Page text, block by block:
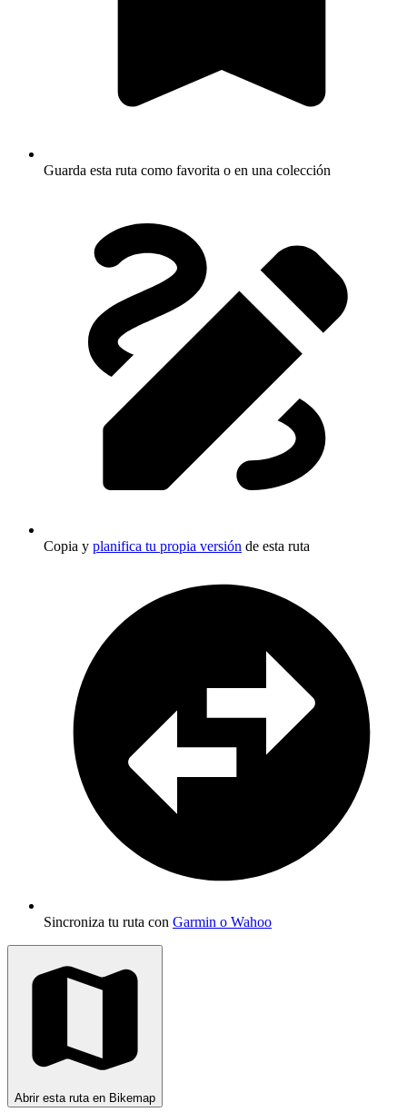
Guarda esta ruta como favorita o en una colección
Copia y planifica tu propia versión de esta ruta
Sincroniza tu ruta con Garmin o Wahoo
Abrir esta ruta en Bikemap